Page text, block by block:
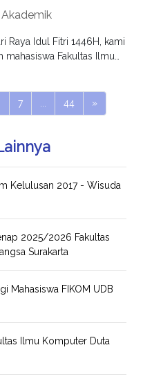
Akademik
Raya Idul Fitri 1446H, kami
Fakultas Ilmu
7 44 »
Kelulusan 2017 - Wisuda
2025/2026 Fakultas
Surakarta
Mahasiswa FIKOM UDB
Ilmu Komputer Duta